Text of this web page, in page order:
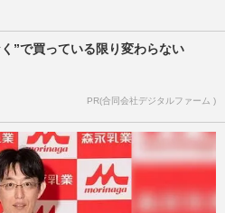
”で買っている限り変わらない
PR(合同会社デジタルファーム )